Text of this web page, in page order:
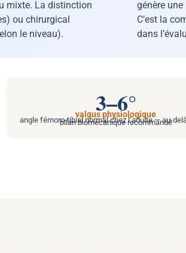
mixte. La distinction
ou chirurgical
le niveau).
génère
C’est la
dans
3–6°
valgus physiologique
angle fémoro-tibial normal chez l’adulte — au-
bilan biomécanique recommandé